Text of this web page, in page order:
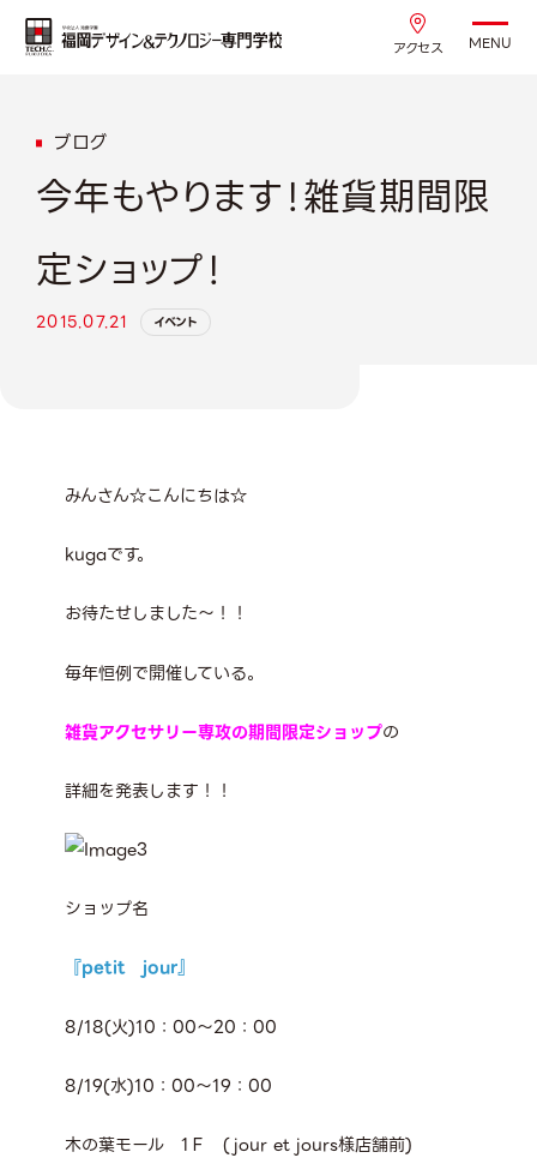
アクセス MENU
ブログ
今年もやります！雑貨期間限
定ショップ！
2015.07.21 イベント
みんさん☆こんにちは☆
kugaです。
お待たせしました～！！
毎年恒例で開催している。
雑貨アクセサリー専攻の期間限定ショップの
詳細を発表します！！
ショップ名
『petit jour』
8/18(火)10：00～20：00
8/19(水)10：00～19：00
木の葉モール 1Ｆ (jour et jours様店舗前)